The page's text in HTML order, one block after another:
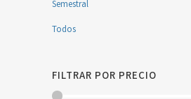
Semestral
Todos
FILTRAR POR PRECIO